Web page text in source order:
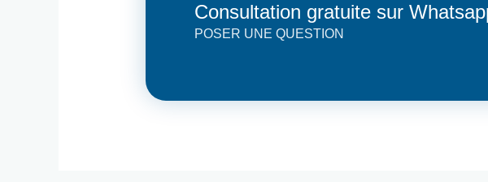
Consultation gratuite sur
POSER UNE QUESTION